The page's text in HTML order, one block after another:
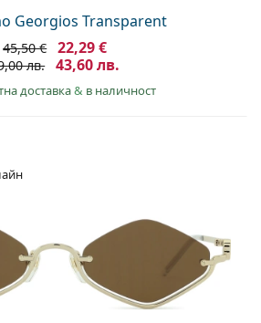
Georgios Transparent
45,50 € 22,29 €
лв. 43,60 лв.
доставка& в наличност